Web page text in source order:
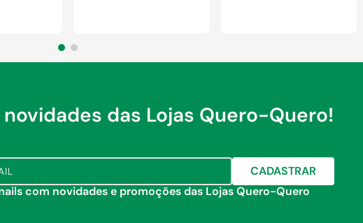
COMPRAR COMPRAR
das Lojas Quero-Quero!
CADASTRAR
com novidades e promoções das Lojas Quero-Quero